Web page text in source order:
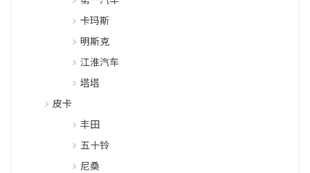
卡玛斯
明斯克
江淮汽车
塔塔
皮卡
丰田
五十铃
尼桑